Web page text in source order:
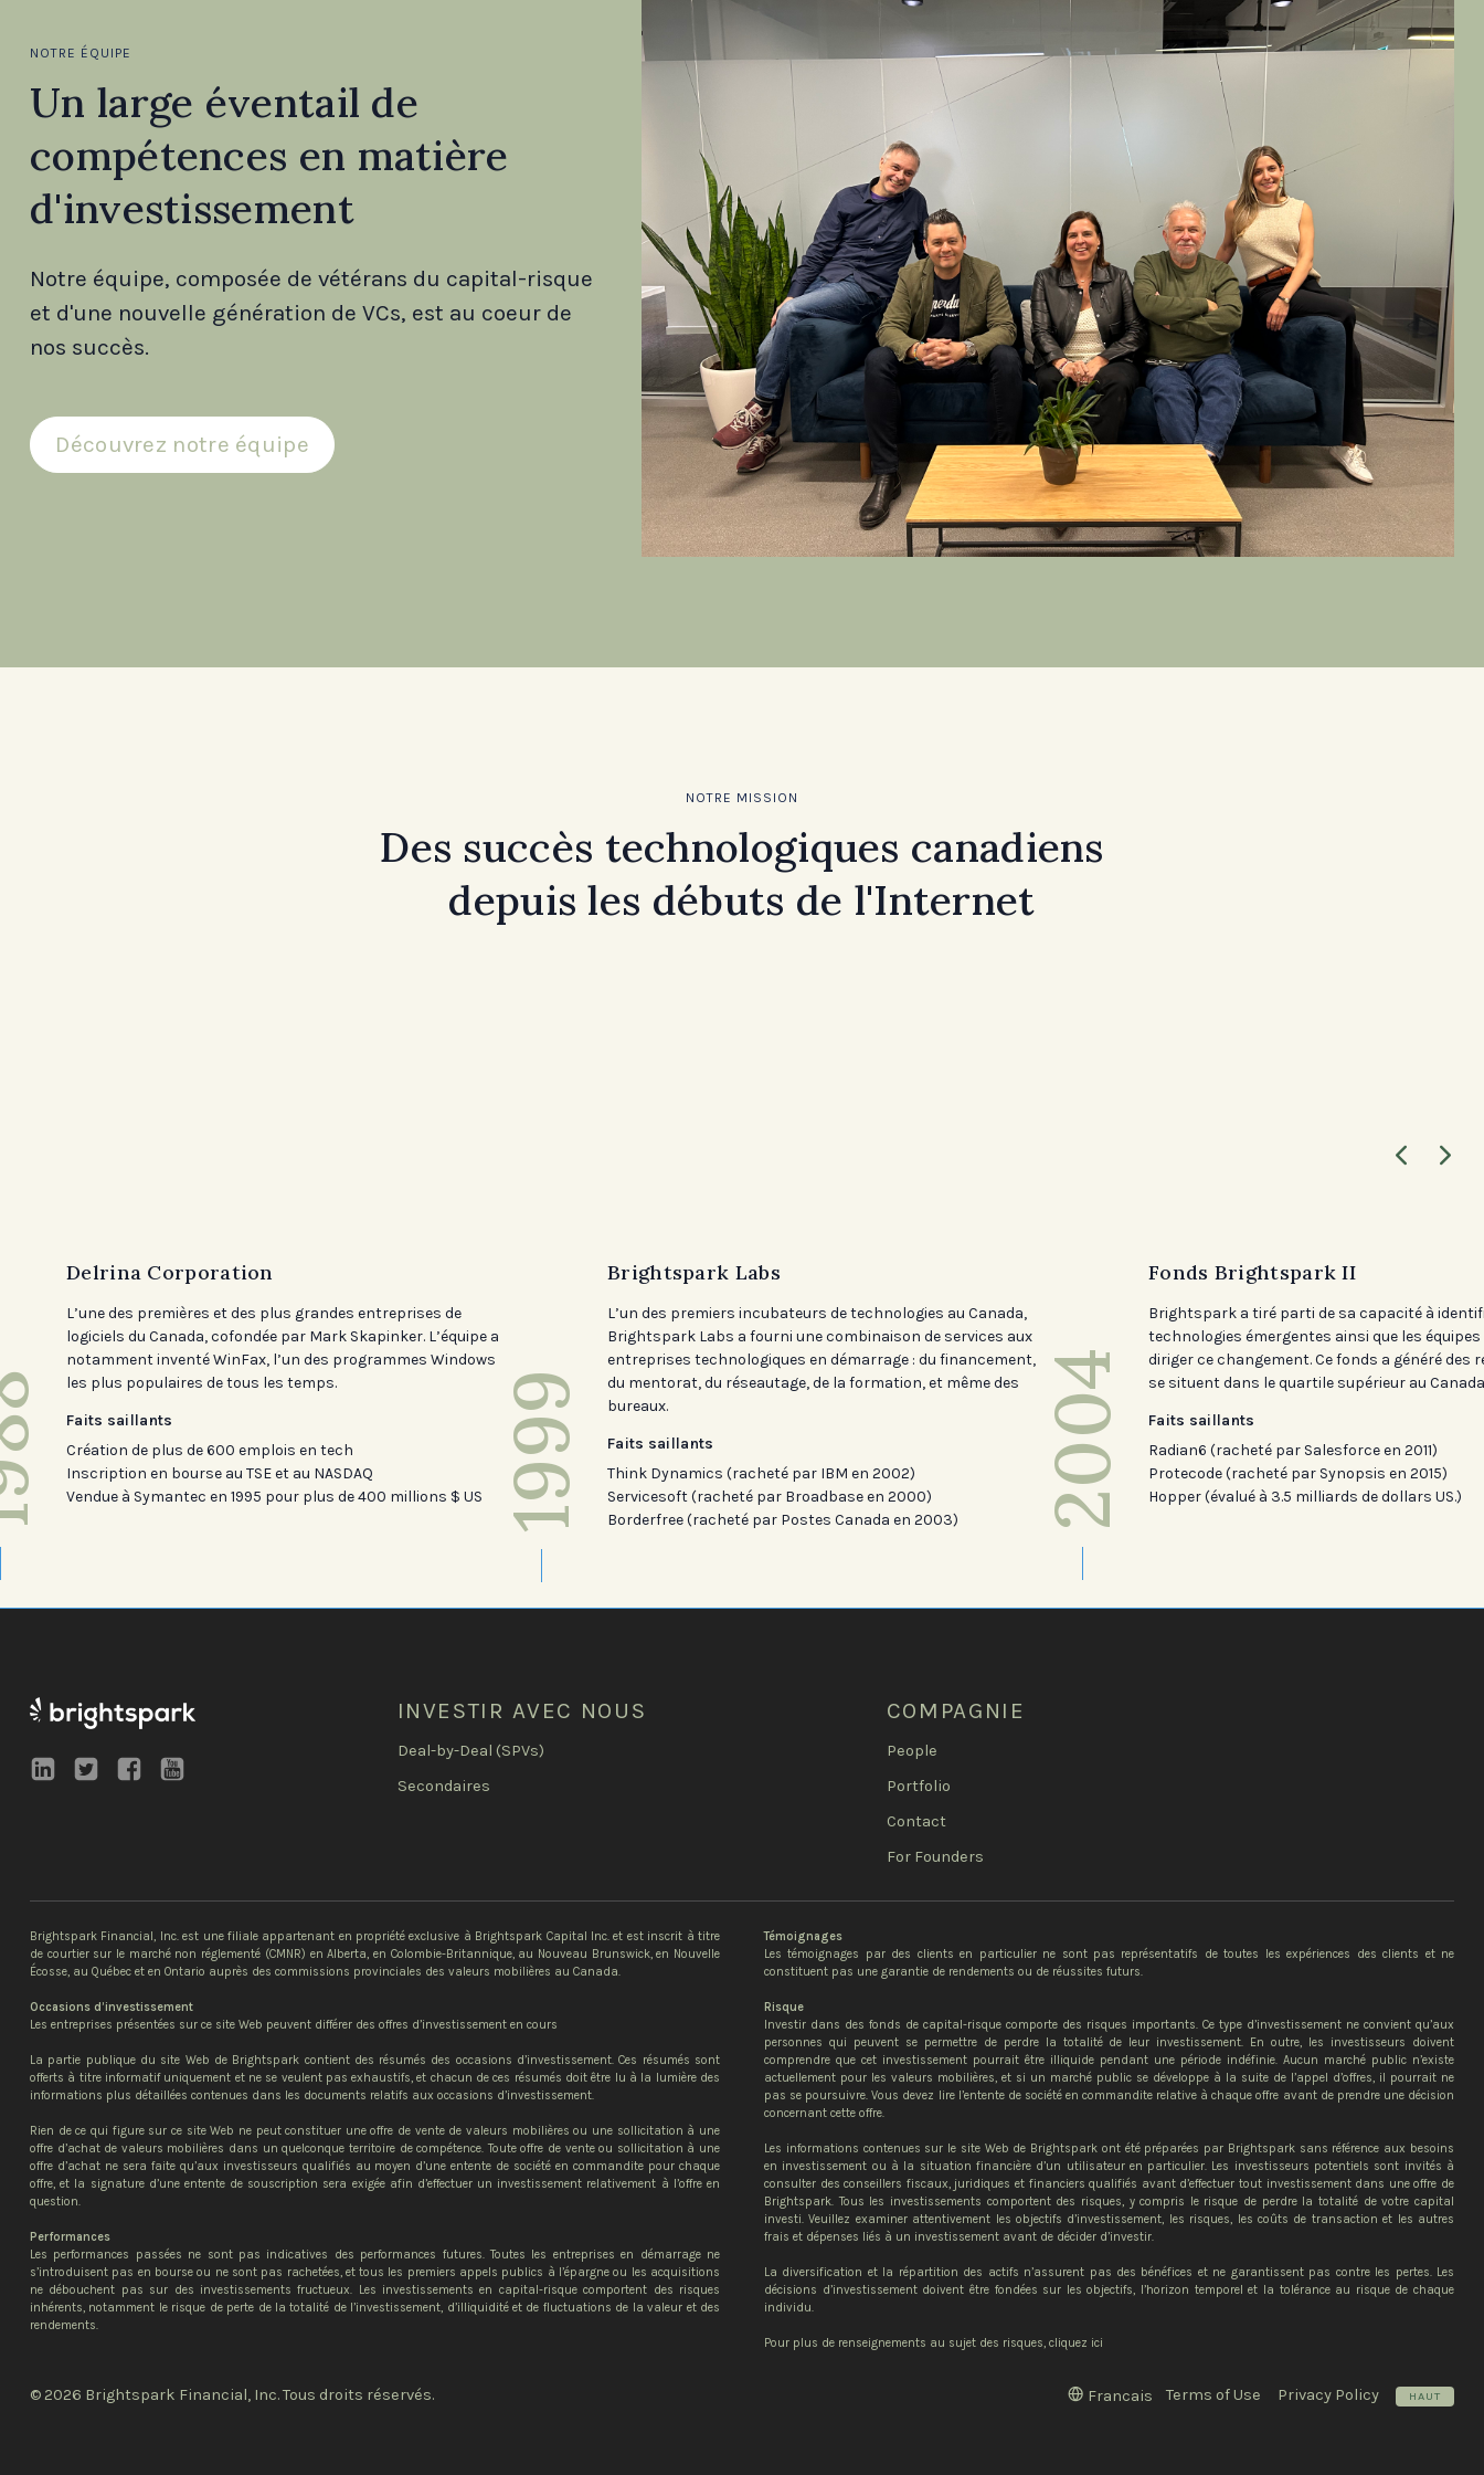
NOTRE ÉQUIPE
Un large éventail de
compétences en matière
d'investissement
Notre équipe, composée de vétérans du capital-risque
et d'une nouvelle génération de VCs, est au coeur de
nos succès.
Découvrez notre équipe
NOTRE MISSION
Des succès technologiques canadiens
depuis les débuts de l'Internet
Delrina Corporation
L’une des premières et des plus grandes entreprises de
logiciels du Canada, cofondée par Mark Skapinker. L’équipe a
notamment inventé WinFax, l’un des programmes Windows
les plus populaires de tous les temps.
Faits saillants
Création de plus de 600 emplois en tech
Inscription en bourse au TSE et au NASDAQ
Vendue à Symantec en 1995 pour plus de 400 millions $ US
1999
Brightspark Labs
L’un des premiers incubateurs de technologies au Canada,
Brightspark Labs a fourni une combinaison de services aux
entreprises technologiques en démarrage : du financement,
du mentorat, du réseautage, de la formation, et même des
bureaux.
Faits saillants
Think Dynamics (racheté par IBM en 2002)
Servicesoft (racheté par Broadbase en 2000)
Borderfree (racheté par Postes Canada en 2003)
2004
Fonds Brightspark II
Brightspark a tiré parti de sa capacité à
technologies émergentes ainsi que les
diriger ce changement. Ce fonds a généré des
se situent dans le quartile supérieur au
Faits saillants
Radian6 (racheté par Salesforce en 2011)
Protecode (racheté par Synopsis en 2015)
Hopper (évalué à 3.5 milliards de dollars US.)
INVESTIR AVEC NOUS
Deal-by-Deal (SPVs)
Secondaires
COMPAGNIE
People
Portfolio
Contact
For Founders
Brightspark Financial, Inc. est une filiale appartenant en propriété exclusive à Brightspark Capital Inc. et est inscrit à titre
de courtier sur le marché non réglementé (CMNR) en Alberta, en Colombie-Britannique, au Nouveau Brunswick, en Nouvelle
Écosse, au Québec et en Ontario auprès des commissions provinciales des valeurs mobilières au Canada.
Occasions d’investissement
Les entreprises présentées sur ce site Web peuvent différer des offres d’investissement en cours
La partie publique du site Web de Brightspark contient des résumés des occasions d’investissement. Ces résumés sont
offerts à titre informatif uniquement et ne se veulent pas exhaustifs, et chacun de ces résumés doit être lu à la lumière des
informations plus détaillées contenues dans les documents relatifs aux occasions d’investissement.
Rien de ce qui figure sur ce site Web ne peut constituer une offre de vente de valeurs mobilières ou une sollicitation à une
offre d’achat de valeurs mobilières dans un quelconque territoire de compétence. Toute offre de vente ou sollicitation à une
offre d’achat ne sera faite qu’aux investisseurs qualifiés au moyen d’une entente de société en commandite pour chaque
offre, et la signature d’une entente de souscription sera exigée afin d’effectuer un investissement relativement à l’offre en
question.
Performances
Les performances passées ne sont pas indicatives des performances futures. Toutes les entreprises en démarrage ne
s’introduisent pas en bourse ou ne sont pas rachetées, et tous les premiers appels publics à l’épargne ou les acquisitions
ne débouchent pas sur des investissements fructueux. Les investissements en capital-risque comportent des risques
inhérents, notamment le risque de perte de la totalité de l’investissement, d’illiquidité et de fluctuations de la valeur et des
rendements.
Témoignages
Les témoignages par des clients en particulier ne sont pas représentatifs de toutes les expériences des clients et ne
constituent pas une garantie de rendements ou de réussites futurs.
Risque
Investir dans des fonds de capital-risque comporte des risques importants. Ce type d’investissement ne convient qu’aux
personnes qui peuvent se permettre de perdre la totalité de leur investissement. En outre, les investisseurs doivent
comprendre que cet investissement pourrait être illiquide pendant une période indéfinie. Aucun marché public n’existe
actuellement pour les valeurs mobilières, et si un marché public se développe à la suite de l’appel d’offres, il pourrait ne
pas se poursuivre. Vous devez lire l’entente de société en commandite relative à chaque offre avant de prendre une décision
concernant cette offre.
Les informations contenues sur le site Web de Brightspark ont été préparées par Brightspark sans référence aux besoins
en investissement ou à la situation financière d’un utilisateur en particulier. Les investisseurs potentiels sont invités à
consulter des conseillers fiscaux, juridiques et financiers qualifiés avant d’effectuer tout investissement dans une offre de
Brightspark. Tous les investissements comportent des risques, y compris le risque de perdre la totalité de votre capital
investi. Veuillez examiner attentivement les objectifs d’investissement, les risques, les coûts de transaction et les autres
frais et dépenses liés à un investissement avant de décider d’investir.
La diversification et la répartition des actifs n’assurent pas des bénéfices et ne garantissent pas contre les pertes. Les
décisions d’investissement doivent être fondées sur les objectifs, l’horizon temporel et la tolérance au risque de chaque
individu.
Pour plus de renseignements au sujet des risques, cliquez ici
© 2026 Brightspark Financial, Inc. Tous droits réservés. Francais Terms of Use Privacy Policy HAUT